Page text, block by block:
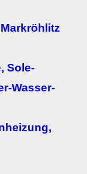
Sole-
Wasser-